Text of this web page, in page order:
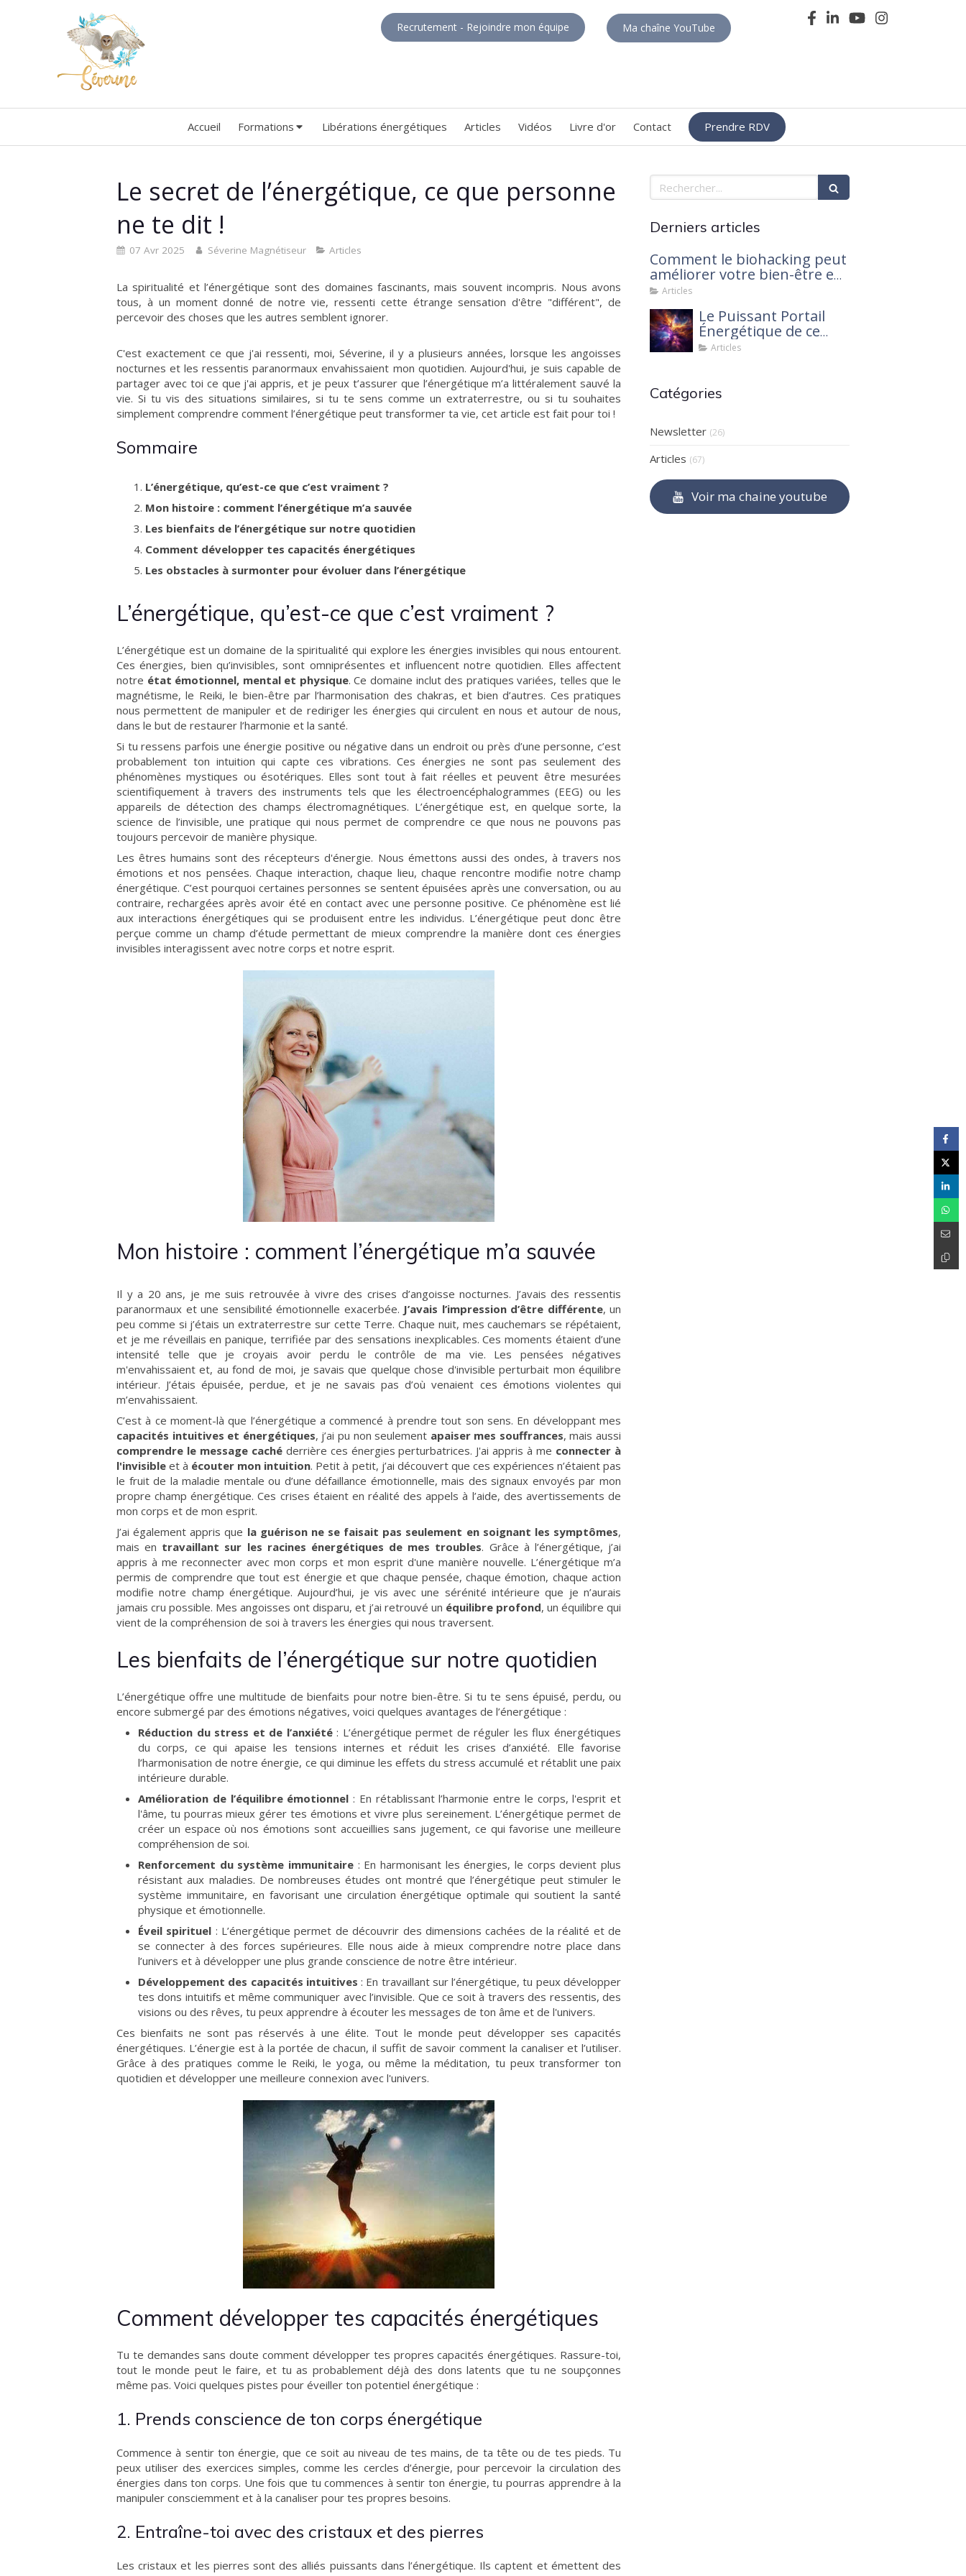
Recrutement - Rejoindre mon équipe Ma chaîne YouTube
Accueil Formations Libérations énergétiques Articles Vidéos Livre d'or Contact Prendre RDV
Le secret de l’énergétique, ce que personne
ne te dit !
07 Avr 2025 Séverine Magnétiseur Articles
La spiritualité et l’énergétique sont des domaines fascinants, mais souvent incompris. Nous avons
tous, à un moment donné de notre vie, ressenti cette étrange sensation d'être "différent", de
percevoir des choses que les autres semblent ignorer.
C'est exactement ce que j'ai ressenti, moi, Séverine, il y a plusieurs années, lorsque les angoisses
nocturnes et les ressentis paranormaux envahissaient mon quotidien. Aujourd'hui, je suis capable de
partager avec toi ce que j'ai appris, et je peux t’assurer que l’énergétique m’a littéralement sauvé la
vie. Si tu vis des situations similaires, si tu te sens comme un extraterrestre, ou si tu souhaites
simplement comprendre comment l’énergétique peut transformer ta vie, cet article est fait pour toi !
Sommaire
L’énergétique, qu’est-ce que c’est vraiment ?
Mon histoire : comment l’énergétique m’a sauvée
Les bienfaits de l’énergétique sur notre quotidien
Comment développer tes capacités énergétiques
Les obstacles à surmonter pour évoluer dans l’énergétique
L’énergétique, qu’est-ce que c’est vraiment ?
L’énergétique est un domaine de la spiritualité qui explore les énergies invisibles qui nous entourent.
Ces énergies, bien qu’invisibles, sont omniprésentes et influencent notre quotidien. Elles affectent
notre état émotionnel, mental et physique. Ce domaine inclut des pratiques variées, telles que le
magnétisme, le Reiki, le bien-être par l’harmonisation des chakras, et bien d’autres. Ces pratiques
nous permettent de manipuler et de rediriger les énergies qui circulent en nous et autour de nous,
dans le but de restaurer l’harmonie et la santé.
Si tu ressens parfois une énergie positive ou négative dans un endroit ou près d’une personne, c’est
probablement ton intuition qui capte ces vibrations. Ces énergies ne sont pas seulement des
phénomènes mystiques ou ésotériques. Elles sont tout à fait réelles et peuvent être mesurées
scientifiquement à travers des instruments tels que les électroencéphalogrammes (EEG) ou les
appareils de détection des champs électromagnétiques. L’énergétique est, en quelque sorte, la
science de l’invisible, une pratique qui nous permet de comprendre ce que nous ne pouvons pas
toujours percevoir de manière physique.
Les êtres humains sont des récepteurs d'énergie. Nous émettons aussi des ondes, à travers nos
émotions et nos pensées. Chaque interaction, chaque lieu, chaque rencontre modifie notre champ
énergétique. C’est pourquoi certaines personnes se sentent épuisées après une conversation, ou au
contraire, rechargées après avoir été en contact avec une personne positive. Ce phénomène est lié
aux interactions énergétiques qui se produisent entre les individus. L’énergétique peut donc être
perçue comme un champ d’étude permettant de mieux comprendre la manière dont ces énergies
invisibles interagissent avec notre corps et notre esprit.
Mon histoire : comment l’énergétique m’a sauvée
Il y a 20 ans, je me suis retrouvée à vivre des crises d’angoisse nocturnes. J’avais des ressentis
paranormaux et une sensibilité émotionnelle exacerbée. J’avais l’impression d’être différente, un
peu comme si j’étais un extraterrestre sur cette Terre. Chaque nuit, mes cauchemars se répétaient,
et je me réveillais en panique, terrifiée par des sensations inexplicables. Ces moments étaient d’une
intensité telle que je croyais avoir perdu le contrôle de ma vie. Les pensées négatives
m'envahissaient et, au fond de moi, je savais que quelque chose d'invisible perturbait mon équilibre
intérieur. J’étais épuisée, perdue, et je ne savais pas d’où venaient ces émotions violentes qui
m’envahissaient.
C’est à ce moment-là que l’énergétique a commencé à prendre tout son sens. En développant mes
capacités intuitives et énergétiques, j’ai pu non seulement apaiser mes souffrances, mais aussi
comprendre le message cachéderrière ces énergies perturbatrices. J'ai appris à me connecter à
l'invisible et à écouter mon intuition. Petit à petit, j’ai découvert que ces expériences n’étaient pas
le fruit de la maladie mentale ou d’une défaillance émotionnelle, mais des signaux envoyés par mon
propre champ énergétique. Ces crises étaient en réalité des appels à l’aide, des avertissements de
mon corps et de mon esprit.
J’ai également appris que la guérison ne se faisait pas seulement en soignant les symptômes,
mais en travaillant sur les racines énergétiques de mes troubles. Grâce à l’énergétique, j’ai
appris à me reconnecter avec mon corps et mon esprit d'une manière nouvelle. L’énergétique m’a
permis de comprendre que tout est énergie et que chaque pensée, chaque émotion, chaque action
modifie notre champ énergétique. Aujourd’hui, je vis avec une sérénité intérieure que je n’aurais
jamais cru possible. Mes angoisses ont disparu, et j’ai retrouvé un équilibre profond, un équilibre qui
vient de la compréhension de soi à travers les énergies qui nous traversent.
Les bienfaits de l’énergétique sur notre quotidien
L’énergétique offre une multitude de bienfaits pour notre bien-être. Si tu te sens épuisé, perdu, ou
encore submergé par des émotions négatives, voici quelques avantages de l’énergétique :
Réduction du stress et de l’anxiété: L’énergétique permet de réguler les flux énergétiques
du corps, ce qui apaise les tensions internes et réduit les crises d’anxiété. Elle favorise
l’harmonisation de notre énergie, ce qui diminue les effets du stress accumulé et rétablit une paix
intérieure durable.
Amélioration de l’équilibre émotionnel : En rétablissant l’harmonie entre le corps, l'esprit et
l'âme, tu pourras mieux gérer tes émotions et vivre plus sereinement. L’énergétique permet de
créer un espace où nos émotions sont accueillies sans jugement, ce qui favorise une meilleure
compréhension de soi.
Renforcement du système immunitaire : En harmonisant les énergies, le corps devient plus
résistant aux maladies. De nombreuses études ont montré que l’énergétique peut stimuler le
système immunitaire, en favorisant une circulation énergétique optimale qui soutient la santé
physique et émotionnelle.
Éveil spirituel : L’énergétique permet de découvrir des dimensions cachées de la réalité et de
se connecter à des forces supérieures. Elle nous aide à mieux comprendre notre place dans
l’univers et à développer une plus grande conscience de notre être intérieur.
Développement des capacités intuitives : En travaillant sur l’énergétique, tu peux développer
tes dons intuitifs et même communiquer avec l’invisible. Que ce soit à travers des ressentis, des
visions ou des rêves, tu peux apprendre à écouter les messages de ton âme et de l'univers.
Ces bienfaits ne sont pas réservés à une élite. Tout le monde peut développer ses capacités
énergétiques. L’énergie est à la portée de chacun, il suffit de savoir comment la canaliser et l’utiliser.
Grâce à des pratiques comme le Reiki, le yoga, ou même la méditation, tu peux transformer ton
quotidien et développer une meilleure connexion avec l'univers.
Comment développer tes capacités énergétiques
Tu te demandes sans doute comment développer tes propres capacités énergétiques. Rassure-toi,
tout le monde peut le faire, et tu as probablement déjà des dons latents que tu ne soupçonnes
même pas. Voici quelques pistes pour éveiller ton potentiel énergétique :
1. Prends conscience de ton corps énergétique
Commence à sentir ton énergie, que ce soit au niveau de tes mains, de ta tête ou de tes pieds. Tu
peux utiliser des exercices simples, comme les cercles d’énergie, pour percevoir la circulation des
énergies dans ton corps. Une fois que tu commences à sentir ton énergie, tu pourras apprendre à la
manipuler consciemment et à la canaliser pour tes propres besoins.
2. Entraîne-toi avec des cristaux et des pierres
Les cristaux et les pierres sont des alliés puissants dans l’énergétique. Ils captent et émettent des
Rechercher
Derniers articles
Comment le biohacking peut
améliorer votre bien-être en
2025
Articles
Le Puissant Portail
Énergétique de ce
mois de mars 2025 :
Articles
Catégories
Newsletter (26)
Articles (67)
Voir ma chaine youtube